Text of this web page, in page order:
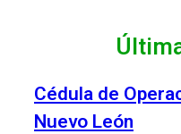
Cédula de
Nuevo León